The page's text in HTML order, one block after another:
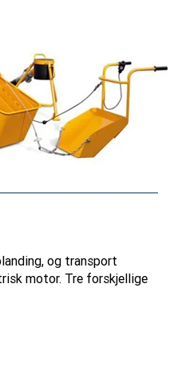
og transport
motor. Tre forskjellige